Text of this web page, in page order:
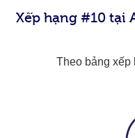
Xếp hạng #10 tại
Theo bảng xếp